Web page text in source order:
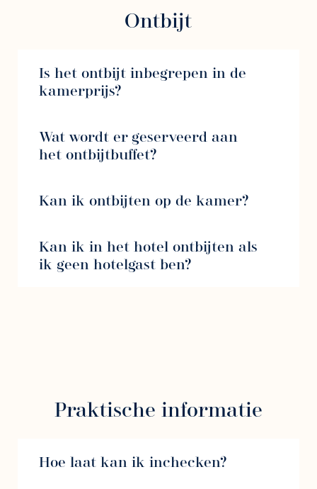
Ontbijt
Is het ontbijt inbegrepen in de
kamerprijs?
Wat wordt er geserveerd aan
het ontbijtbuffet?
Kan ik ontbijten op de kamer?
Kan ik in het hotel ontbijten als
ik geen hotelgast ben?
Praktische informatie
Hoe laat kan ik inchecken?